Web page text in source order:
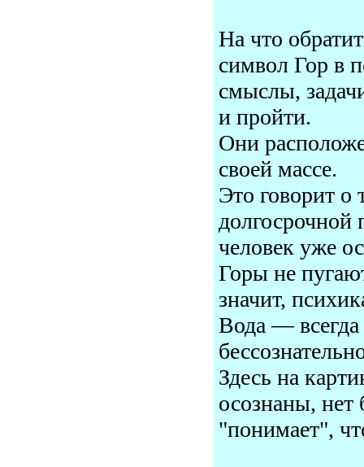
На что
символ Гор в
смыслы,
и пройти.
Они
своей массе.
Это говорит о
долгосрочной
человек уже
Горы не
значит,
Вода —
Здесь на
осознаны, нет
"понимает",